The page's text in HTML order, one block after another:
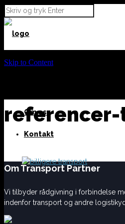
Vi tilbyder
Om os
Kontakt
Skip to Content
Om Transport Partner
Vi tilbyder rådgivning i forbindelse
indenfor transport og andre